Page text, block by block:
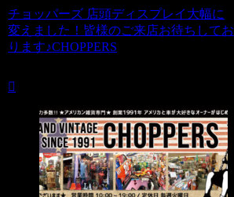
チョッパーズ 店頭ディスプレイ大幅に
変えました！皆様のご来店お待ちしてお
ります♪CHOPPERS